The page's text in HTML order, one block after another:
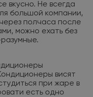
вкусно. Не всегда
большой компании,
полчаса после
можно ехать без
висят
при жаре в
есть одно